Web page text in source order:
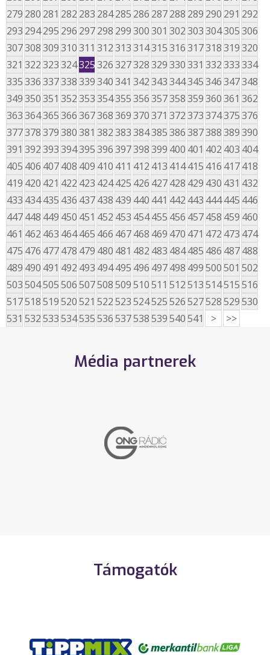
279 280 281 282 283 284285 286 287288 289 290 291 292
293 294295 296 297298 299300301 302303304305306
307308309310311 312313314315316317318319320
321 322323324325326327328329330331 332333334
335336337338339340341 342343344345346347348
349350351 352353354355356357358359360361 362
363364365366367368369370371 372373374375376
377378379380381 382383384385386387388389390
391 392393394395396397398399 400 401 402 403 404
405 406 407408 409 410 411 412 413 414415 416 417418
419 420 421 422 423 424425 426 427428 429 430 431 432
433 434435 436 437438 439 440 441 442 443 444445 446
447448 449 450 451 452 453 454455 456 457458 459 460
461 462 463 464465 466 467468 469 470 471 472 473 474
475 476 477478 479 480 481 482 483 484485 486 487488
489 490 491 492 493 494495 496 497498 499500501 502
503504505506507508509510511 512513514515516
517518519520521 522523524525526527528529530
531 532533534535536537538539540541 > >>
Média partnerek
Támogatók